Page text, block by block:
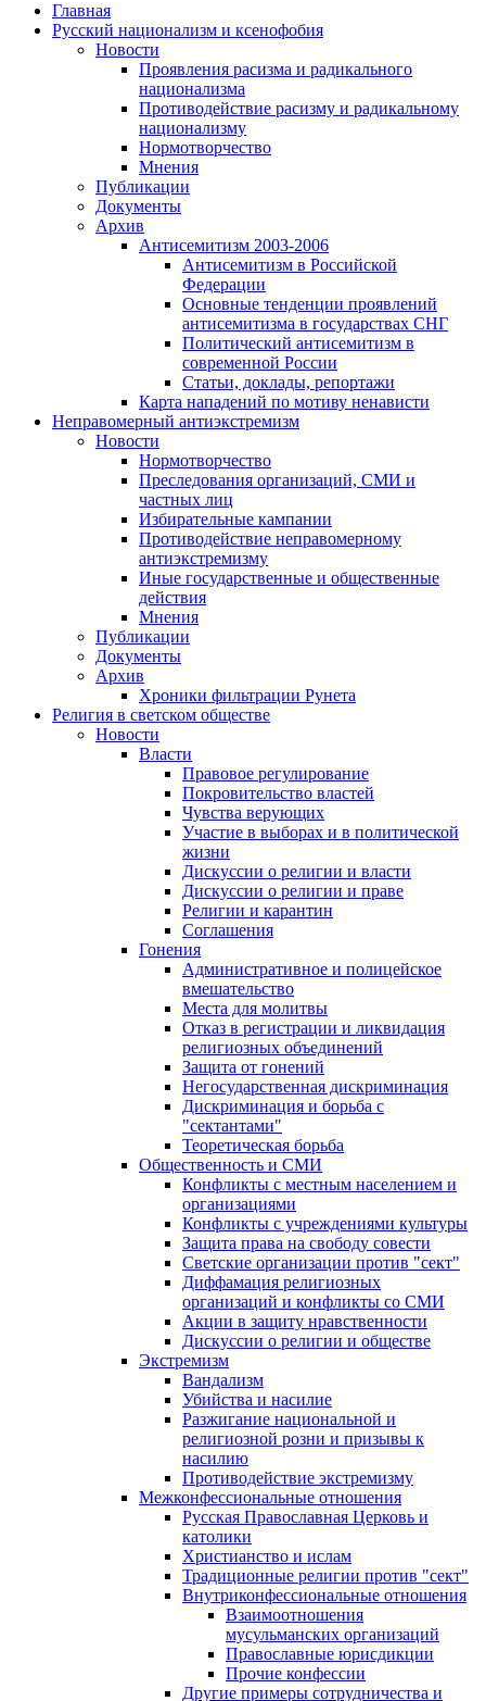
Главная
Русский национализм и ксенофобия
Новости
Проявления расизма и радикального
национализма
Противодействие расизму и радикальному
национализму
Нормотворчество
Мнения
Публикации
Документы
Архив
Антисемитизм 2003-2006
Антисемитизм в Российской
Федерации
Основные тенденции проявлений
антисемитизма в государствах СНГ
Политический антисемитизм в
современной России
Статьи, доклады, репортажи
Карта нападений по мотиву ненависти
Неправомерный антиэкстремизм
Новости
Нормотворчество
Преследования организаций, СМИ и
частных лиц
Избирательные кампании
Противодействие неправомерному
антиэкстремизму
Иные государственные и общественные
действия
Мнения
Публикации
Документы
Архив
Хроники фильтрации Рунета
Религия в светском обществе
Новости
Власти
Правовое регулирование
Покровительство властей
Чувства верующих
Участие в выборах и в политической
жизни
Дискуссии о религии и власти
Дискуссии о религии и праве
Религии и карантин
Соглашения
Гонения
Административное и полицейское
вмешательство
Места для молитвы
Отказ в регистрации и ликвидация
религиозных объединений
Защита от гонений
Негосударственная дискриминация
Дискриминация и борьба с
"сектантами"
Теоретическая борьба
Общественность и СМИ
Конфликты с местным населением и
организациями
Конфликты с учреждениями культуры
Защита права на свободу совести
Светские организации против "сект"
Диффамация религиозных
организаций и конфликты со СМИ
Акции в защиту нравственности
Дискуссии о религии и обществе
Экстремизм
Вандализм
Убийства и насилие
Разжигание национальной и
религиозной розни и призывы к
насилию
Противодействие экстремизму
Межконфессиональные отношения
Русская Православная Церковь и
католики
Христианство и ислам
Традиционные религии против "сект"
Внутриконфессиональные отношения
Взаимоотношения
мусульманских организаций
Православные юрисдикции
Прочие конфессии
Другие примеры сотрудничества и